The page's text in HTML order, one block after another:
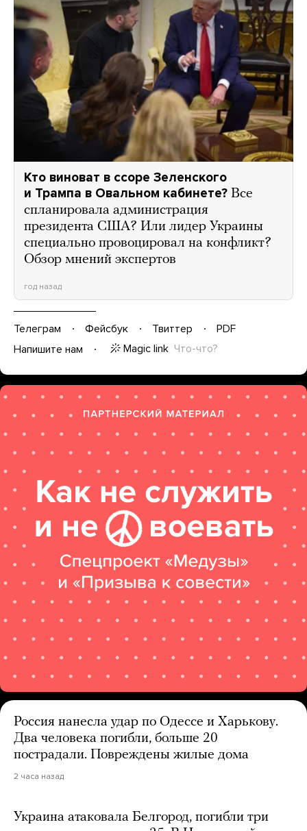
Кто виноват в ссоре Зеленского
и Трампа в Овальном кабинете? Все
спланировала администрация
президента США? Или лидер Украины
специально провоцировал на конфликт?
Обзор мнений экспертов
год назад
Телеграм Фейсбук Твиттер
PDF
Напишите нам
Magic link Что-что?
Россия нанесла удар по Одессе и Харькову.
Два человека погибли, больше 20
пострадали. Повреждены жилые дома
2 часа назад
Украина атаковала Белгород, погибли три